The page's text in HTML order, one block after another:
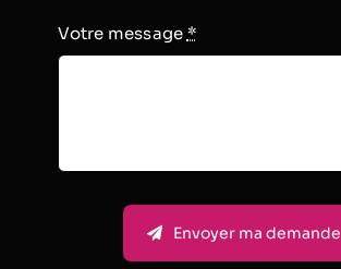
Votre message *
Envoyer ma demande